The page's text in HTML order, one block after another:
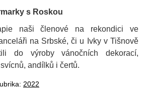
s Roskou
naši členové na rekondici ve
na Srbské, či u Ivky v Tišnově
do výroby vánočních dekorací,
andílků i čertů.
2022